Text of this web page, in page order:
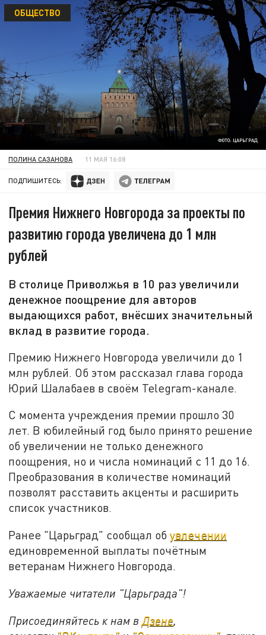
ФОТО: ЦАРЬГРАД
ОБЩЕСТВО
ПОЛИНА САЗАНОВА 11 МАЯ 16:08
ПОДПИШИТЕСЬ:
Премия Нижнего Новгорода за проекты по
развитию города увеличена до 1 млн
рублей
В столице Приволжья в 10 раз увеличили
денежное поощрение для авторов
выдающихся работ, внёсших значительный
вклад в развитие города.
Премию Нижнего Новгорода увеличили до 1
млн рублей. Об этом рассказал глава города
Юрий Шалабаев в своём Telegram-канале.
С момента учреждения премии прошло 30
лет. В юбилейный год было принято решение
об увеличении не только денежного
поощрения, но и числа номинаций с 11 до 16.
Преобразования в количестве номинаций
позволят расставить акценты и расширить
список участников.
Ранее "Царьград" сообщал обувлечении
единовременной выплаты почётным
ветеранам Нижнего Новгорода.
Уважаемые читатели "Царьграда"!
Присоединяйтесь к нам в Дзене